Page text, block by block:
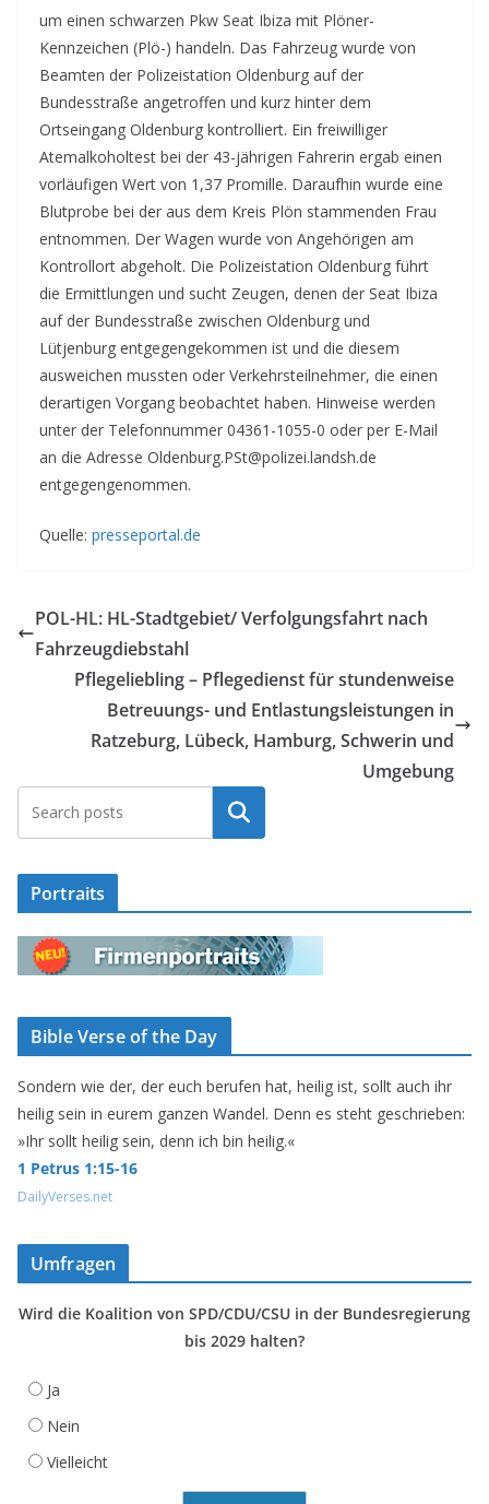
um einen schwarzen Pkw Seat Ibiza mit Plöner-
Kennzeichen (Plö-) handeln. Das Fahrzeug wurde von
Beamten der Polizeistation Oldenburg auf der
Bundesstraße angetroffen und kurz hinter dem
Ortseingang Oldenburg kontrolliert. Ein freiwilliger
Atemalkoholtest bei der 43-jährigen Fahrerin ergab einen
vorläufigen Wert von 1,37 Promille. Daraufhin wurde eine
Blutprobe bei der aus dem Kreis Plön stammenden Frau
entnommen. Der Wagen wurde von Angehörigen am
Kontrollort abgeholt. Die Polizeistation Oldenburg führt
die Ermittlungen und sucht Zeugen, denen der Seat Ibiza
auf der Bundesstraße zwischen Oldenburg und
Lütjenburg entgegengekommen ist und die diesem
ausweichen mussten oder Verkehrsteilnehmer, die einen
derartigen Vorgang beobachtet haben. Hinweise werden
unter der Telefonnummer 04361-1055-0 oder per E-Mail
an die Adresse Oldenburg.PSt@polizei.landsh.de
entgegengenommen.
Quelle: presseportal.de
POL-HL: HL-Stadtgebiet/ Verfolgungsfahrt nach
Fahrzeugdiebstahl
Pflegeliebling – Pflegedienst für stundenweise
Betreuungs- und Entlastungs­leistungen in
Ratzeburg, Lübeck, Hamburg, Schwerin und
Umgebung
Suchen
Portraits
Bible Verse of the Day
Sondern wie der, der euch berufen hat, heilig ist, sollt auch ihr
heilig sein in eurem ganzen Wandel. Denn es steht geschrieben:
»Ihr sollt heilig sein, denn ich bin heilig.«
1 Petrus 1:15-16
DailyVerses.net
Umfragen
Wird die Koalition von SPD/CDU/CSU in der Bundesregierung
bis 2029 halten?
Ja
Nein
Vielleicht